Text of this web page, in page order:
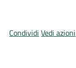
Condividi Vedi azioni